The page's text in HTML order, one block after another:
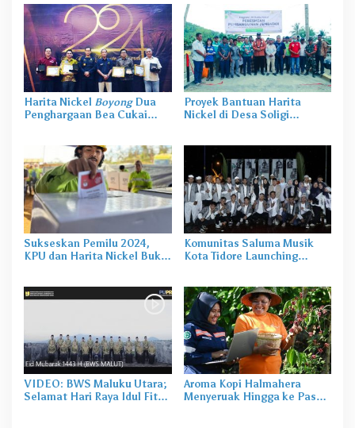
Harita Nickel BoyongDua
Penghargaan Bea Cukai
Proyek Bantuan Harita
Nickel di Desa Soligi
Sukseskan Pemilu 2024,
KPU dan Harita Nickel Buka
Komunitas Saluma Musik
Kota Tidore Launching
VIDEO: BWS Maluku Utara;
Selamat Hari Raya Idul Fitri
Aroma Kopi Halmahera
Menyeruak Hingga ke Pasar